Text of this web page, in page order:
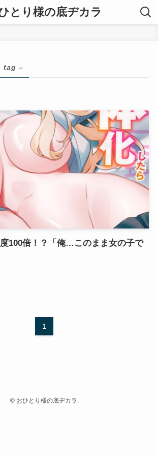
とり様の底ヂカラ
tag –
100倍！？「俺…このまま女の子で
1
©おひとり様の底ヂカラ.